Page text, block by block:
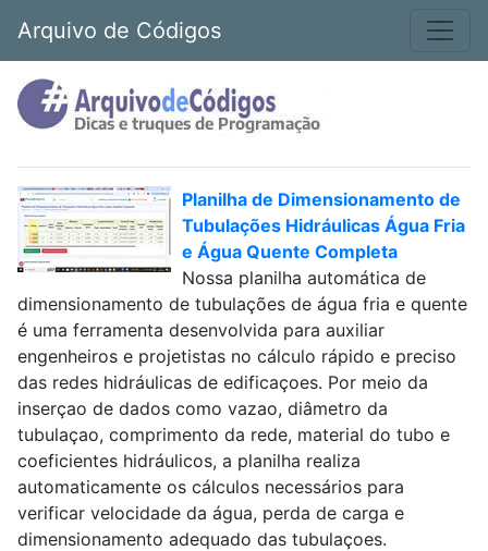
Arquivo de Códigos
Planilha de Dimensionamento de
Tubulações Hidráulicas Água Fria
e Água Quente Completa
Nossa planilha automática de
dimensionamento de tubulações de água fria e quente
é uma ferramenta desenvolvida para auxiliar
engenheiros e projetistas no cálculo rápido e preciso
das redes hidráulicas de edificaçoes. Por meio da
inserçao de dados como vazao, diâmetro da
tubulaçao, comprimento da rede, material do tubo e
coeficientes hidráulicos, a planilha realiza
automaticamente os cálculos necessários para
verificar velocidade da água, perda de carga e
dimensionamento adequado das tubulaçoes.